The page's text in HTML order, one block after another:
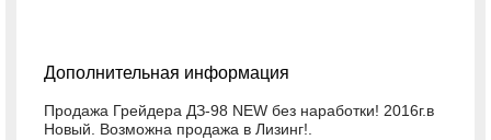
Дополнительная информация
Продажа Грейдера ДЗ-98 NEW без наработки! 2016г.в
Новый. Возможна продажа в Лизинг!.